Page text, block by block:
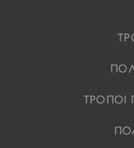
ΤΡΟΠΟΙ